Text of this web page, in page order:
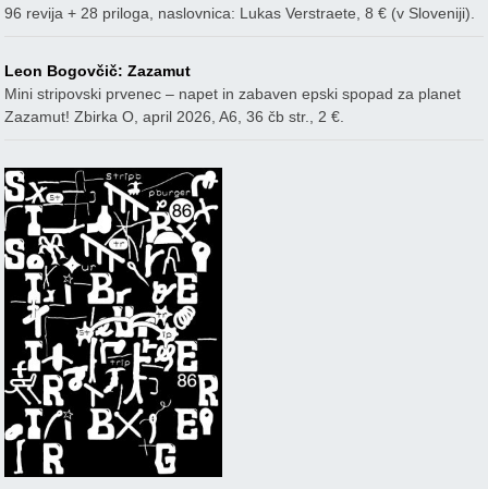
96 revija + 28 priloga, naslovnica: Lukas Verstraete, 8 € (v Sloveniji).
Leon Bogovčič: Zazamut
Mini stripovski prvenec – napet in zabaven epski spopad za planet
Zazamut! Zbirka O, april 2026, A6, 36 čb str., 2 €.